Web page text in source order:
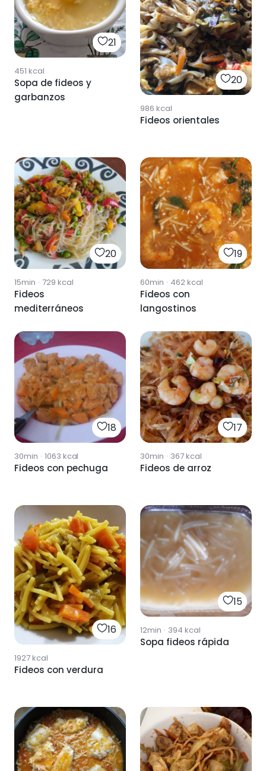
21
451 kcal
Sopa de fideos y
garbanzos
20
986 kcal
Fideos orientales
20
15min · 729 kcal
Fideos
mediterráneos
19
60min · 462kcal
Fideos con
langostinos
18
30min · 1063 kcal
Fideos con pechuga
17
30min · 367kcal
Fideos de arroz
16
1927kcal
Fideos con verdura
15
12min · 394 kcal
Sopa fideos rápida